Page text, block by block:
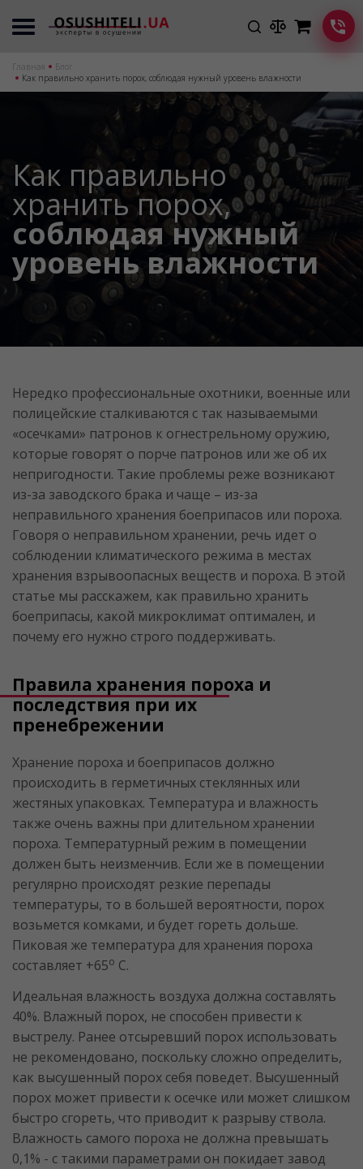
Главная
Блог
Как правильно хранить порох, соблюдая нужный уровень влажности
Как правильно
хранить порох,
соблюдая нужный
уровень влажности
Нередко профессиональные охотники, военные или
полицейские сталкиваются с так называемыми
«осечками» патронов к огнестрельному оружию,
которые говорят о порче патронов или же об их
непригодности. Такие проблемы реже возникают
из-за заводского брака и чаще – из-за
неправильного хранения боеприпасов или пороха.
Говоря о неправильном хранении, речь идет о
соблюдении климатического режима в местах
хранения взрывоопасных веществ и пороха. В этой
статье мы расскажем, как правильно хранить
боеприпасы, какой микроклимат оптимален, и
почему его нужно строго поддерживать.
Правила хранения пороха и
последствия при их
пренебрежении
Хранение пороха и боеприпасов должно
происходить в герметичных стеклянных или
жестяных упаковках. Температура и влажность
также очень важны при длительном хранении
пороха. Температурный режим в помещении
должен быть неизменчив. Если же в помещении
регулярно происходят резкие перепады
температуры, то в большей вероятности, порох
возьмется комками, и будет гореть дольше.
Пиковая же температура для хранения пороха
составляет +65o С.
Идеальная влажность воздуха должна составлять
40%. Влажный порох, не способен привести к
выстрелу. Ранее отсыревший порох использовать
не рекомендовано, поскольку сложно определить,
как высушенный порох себя поведет. Высушенный
порох может привести к осечке или может слишком
быстро сгореть, что приводит к разрыву ствола.
Влажность самого пороха не должна превышать
0,1% - с такими параметрами он покидает завод